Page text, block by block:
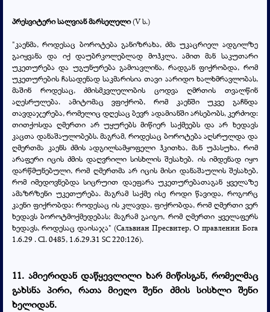
პრესვიტერი სალვიან მარსელელი(V ს.)
"კაენმა, როდესაც ბოროტება განიზრახა, ძმა უკაცრიელ ადგილზე
გაიყვანა და იქ დაუბრკოლებლად მოჰკლა. ამით მან საკუთარი
უკეთურება და უგუნურება გამოავლინა, რადგან ფიქრობდა, რომ
უკეთურების ჩასადენად საკმარისია თავი აარიდო ხალხმრავლობას,
მაშინ როდესაც, ძმისმკვლელობის ცოდვა ღმრთის თვალწინ
აღესრულება. ამიტომაც ვფიქრობ, რომ კაენში უკვე გაჩნდა
თავდაჯერება, რომელიც დღესაც ბევრ ადამიანში არსებობს, კერძოდ:
თითქოსდა ღმერთი არ უყურებს მიწიერ საქმეებს და არ ხედავს
კაცთა დანაშაულობებს. მაგრამ, როდესაც ბოროტება აღსრულდა და
ღმერთმა კაენს ძმის ადგილსამყოფელი ჰკითხა, მან უპასუხა, რომ
არაფერი იცის ძმის დაღვრილი სისხლის შესახებ. ის იმდენად იყო
დარწმუნებული, რომ ღმერთმა არ იცის მისი დანაშაულის შესახებ,
რომ იმედოვნებდა სიცრუით დაეფარა უკეთურებათაგან ყველაზე
ამაზრზენი უკეთურება. მაგრამ საქმე ისე როდი წავიდა, როგორც
კაენი ფიქრობდა: როდესაც ის კლავდა, ფიქრობდა, რომ ღმერთი ვერ
ხედავს ბოროტმოქმედებას; მაგრამ გაიგო, რომ ღმერთი ყველაფერს
ხედავს, როდესაც დაისაჯა" (Сальвиан Пресвитер, О правлении Бога
1.6.29 . Сl. 0485, 1.6.29.31 SC 220:126).
11. ამიერიდან დაწყევლილი ხარ მიწისგან, რომელმაც
გახსნა პირი, რათა მიეღო შენი ძმის სისხლი შენი
ხელიდან.